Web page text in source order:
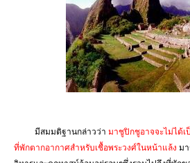
มีสมมติฐานกล่าวว่า มาชูปิกชูอาจจะไม่ได้เ
ที่พักตากอากาศสำหรับเชื้อพระวงศ์ในหน้าแล้ง ม